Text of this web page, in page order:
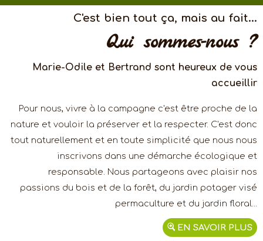
C'est bien tout ça, mais au fait...
Qui sommes-nous ?
Marie-Odile et Bertrand sont heureux de vous
accueillir
Pour nous, vivre à la campagne c'est être proche de la
nature et vouloir la préserver et la respecter. C'est donc
tout naturellement et en toute simplicité que nous nous
inscrivons dans une démarche écologique et
responsable. Nous partageons avec plaisir nos
passions du bois et de la forêt, du jardin potager visé
permaculture et du jardin floral...
EN SAVOIR PLUS